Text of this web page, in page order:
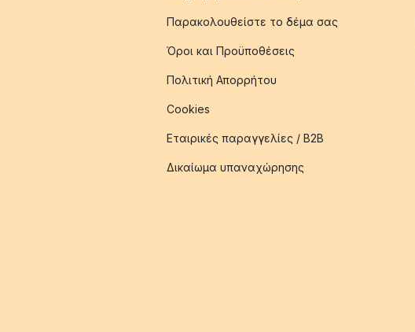
Παρακολουθείστε το δέμα σας
Όροι και Προϋποθέσεις
Πολιτική Απορρήτου
Cookies
Εταιρικές παραγγελίες / B2B
Δικαίωμα υπαναχώρησης